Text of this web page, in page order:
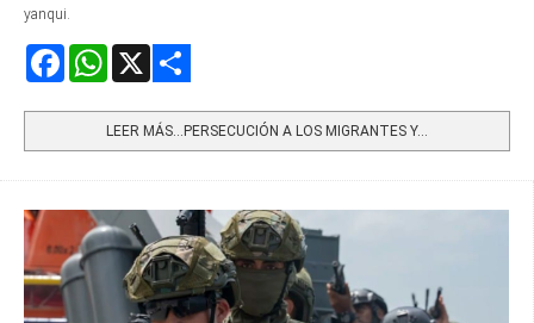
yanqui.
FacebookWhatsApp
LEER MÁS…PERSECUCIÓN A LOS MIGRANTES Y...